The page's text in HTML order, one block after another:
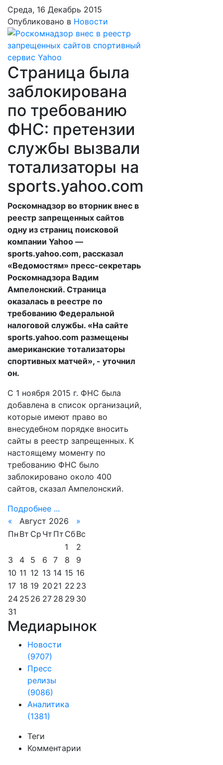
Среда, 16 Декабрь 2015
Опубликовано в Новости
Страница была
заблокирована
по требованию
ФНС: претензии
службы вызвали
тотализаторы на
sports.yahoo.com
Роскомнадзор во вторник внес в
реестр запрещенных сайтов
одну из страниц поисковой
компании Yahoo —
sports.yahoo.com, рассказал
«Ведомостям» пресс-секретарь
Роскомнадзора Вадим
Ампелонский. Страница
оказалась в реестре по
требованию Федеральной
налоговой службы. «На сайте
sports.yahoo.com размещены
американские тотализаторы
спортивных матчей», - уточнил
он.
С 1 ноября 2015 г. ФНС была
добавлена в список организаций,
которые имеют право во
внесудебном порядке вносить
сайты в реестр запрещенных. К
настоящему моменту по
требованию ФНС было
заблокировано около 400
сайтов, сказал Ампелонский.
Подробнее ...
«
Август 2026
»
Пн Вт Ср Чт Пт СбВс
1
2
3
4 5 6 7 8
9
10 11 12 13 14 15 16
17 18 19 20 21 22 23
24 25 26 27 28 29 30
31
Медиарынок
Новости
(9707)
Пресс
релизы
(9086)
Аналитика
(1381)
Теги
Комментарии